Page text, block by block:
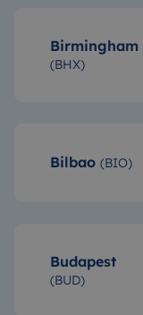
Birmingham
(BHX)
Bilbao (BIO)
Budapest
(BUD)